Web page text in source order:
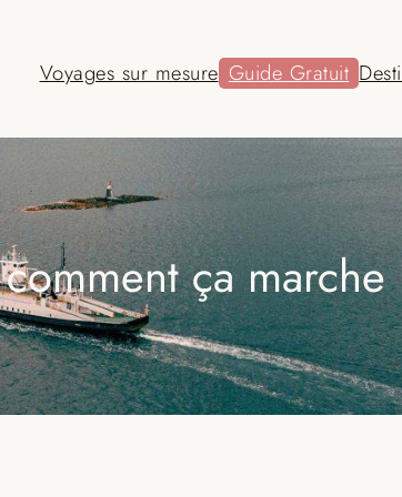
Voyages sur mesure Guide Gratuit
ça marche